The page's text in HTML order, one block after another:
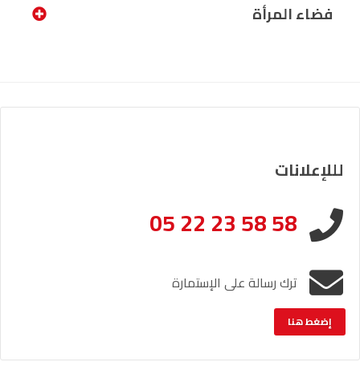
فضاء المرأة
لللإعلانات
05 22 23 58 58
ترك رسالة على الإستمارة
إضغط هنا